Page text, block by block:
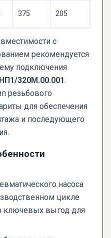
375 205
с
рекомендуется
подключения
320М.00.001.
резьбового
для обеспечения
и последующего
насоса
цикле
ключевых выгод для